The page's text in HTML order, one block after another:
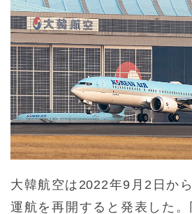
大韓航空は2022年9月2日か
運航を再開すると発表した